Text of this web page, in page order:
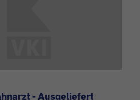
- Ausgeliefert